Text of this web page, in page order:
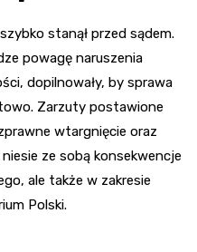
stanął przed sądem.
powagę naruszenia
dopilnowały, by sprawa
Zarzuty postawione
wtargnięcie oraz
ze sobą konsekwencje
ale także w zakresie
Polski.